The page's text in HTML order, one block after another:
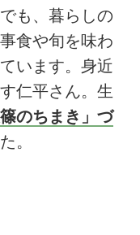
も、暮らしの
食や旬を味わ
います。身近
仁平さん。生
篠のちまき」づ
。